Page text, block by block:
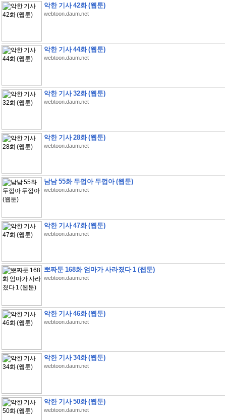
악한 기사 42화 (웹툰)
webtoon.daum.net
악한 기사 44화 (웹툰)
webtoon.daum.net
악한 기사 32화 (웹툰)
webtoon.daum.net
악한 기사 28화 (웹툰)
webtoon.daum.net
남남 55화 두껍아 두껍아 (웹툰)
webtoon.daum.net
악한 기사 47화 (웹툰)
webtoon.daum.net
뽀짜툰 168화 엄마가 사라졌다 1 (웹툰)
webtoon.daum.net
악한 기사 46화 (웹툰)
webtoon.daum.net
악한 기사 34화 (웹툰)
webtoon.daum.net
악한 기사 50화 (웹툰)
webtoon.daum.net